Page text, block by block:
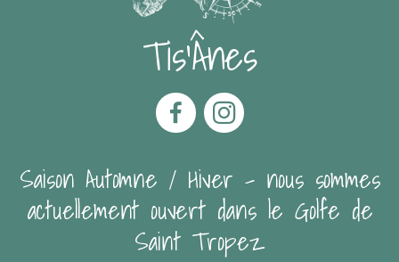
Tis'Ânes
Saison Automne / Hiver - nous sommes
actuellement ouvert dans le Golfe de
Saint Tropez